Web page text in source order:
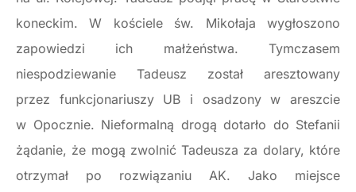
koneckim. W kościele św. Mikołaja wygłoszono
zapowiedzi ich małżeństwa. Tymczasem
niespodziewanie Tadeusz został aresztowany
przez funkcjonariuszy UB i osadzony w areszcie
w Opocznie. Nieformalną drogą dotarło do Stefanii
żądanie, że mogą zwolnić Tadeusza za dolary, które
otrzymał po rozwiązaniu AK. Jako miejsce